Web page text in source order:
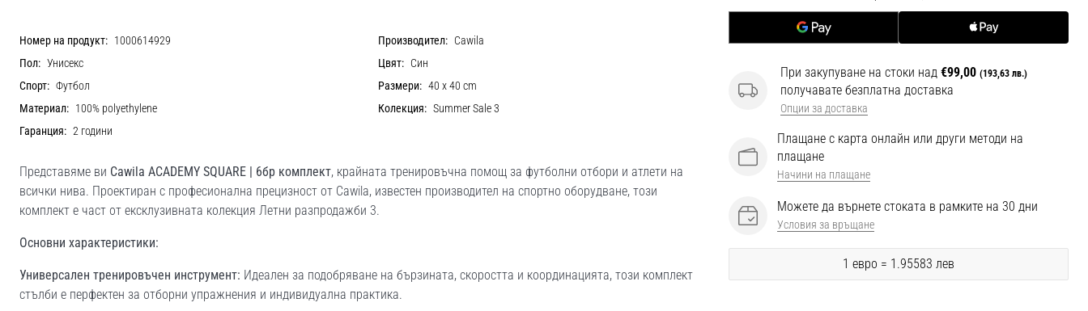
При закупуване на стоки над €99,00 (193,63 лв.)
получавате безплатна доставка
Опции за доставка
Плащане с карта онлайн или други методи на
плащане
Начини на плащане
Можете да върнете стоката в рамките на 30 дни
Условия за връщане
1 евро = 1.95583 лев
Номер на продукт: 1000614929 Производител: Cawila
Пол: Унисекс Цвят: Син
Спорт: Футбол Размери: 40 x 40 cm
Материал: 100% polyethylene Колекция: Summer Sale 3
Гаранция: 2 години
Представяме ви Cawila ACADEMY SQUARE | 6бр комплект, крайната тренировъчна помощ за футболни отбори и атлети на
всички нива. Проектиран с професионална прецизност от Cawila, известен производител на спортно оборудване, този
комплект е част от ексклузивната колекция Летни разпродажби 3.
Основни характеристики:
Универсален тренировъчен инструмент: Идеален за подобряване на бързината, скоростта и координацията, този комплект
стълби е перфектен за отборни упражнения и индивидуална практика.